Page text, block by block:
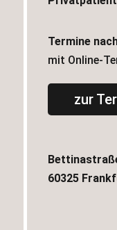
Termine
mit Online-
zur
60325